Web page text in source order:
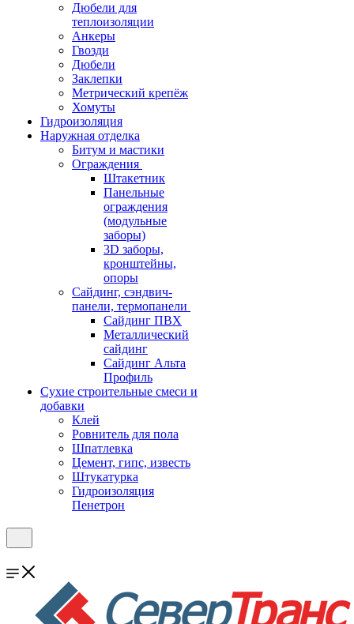
Дюбели для
теплоизоляции
Анкеры
Гвозди
Дюбели
Заклепки
Метрический крепёж
Хомуты
Гидроизоляция
Наружная отделка
Битум и мастики
Ограждения
Штакетник
Панельные
ограждения
(модульные
заборы)
3D заборы,
кронштейны,
опоры
Cайдинг, сэндвич-
панели, термопанели
Сайдинг ПВХ
Металлический
сайдинг
Сайдинг Альта
Профиль
Сухие строительные смеси и
добавки
Клей
Ровнитель для пола
Шпатлевка
Цемент, гипс, известь
Штукатурка
Гидроизоляция
Пенетрон